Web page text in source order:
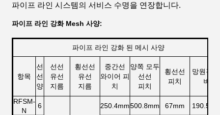
파이프 라인 시스템의 서비스 수명을 연장합니다.
파이프 라인 강화 Mesh 사양:
파이프 라인 강화 된 메시 사양
항목
선
선
양
선선
유선
지름
횡선선
유선
지름
중간선
와이어 피
치
양쪽 모두
선선
피치
횡선선
피치
망원경
비
RFSM-
N
6
250.4mm500.8mm 67mm